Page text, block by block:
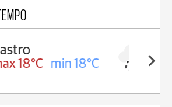
Carambeí
max 18°C min 17°C